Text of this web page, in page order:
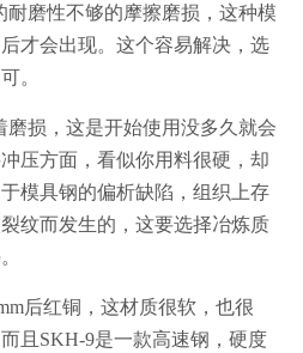
耐磨性不够的摩擦磨损，这种模
才会出现。这个容易解决，选
。
磨损，这是开始使用没多久就会
压方面，看似你用料很硬，却
模具钢的偏析缺陷，组织上存
纹而发生的，这要选择冶炼质
后红铜，这材质很软，也很
且SKH-9是一款高速钢，硬度